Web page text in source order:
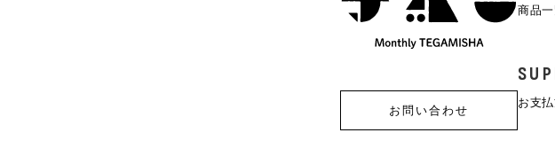
商品
お支
お問い合わせ